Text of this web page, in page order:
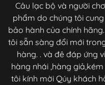
Câu lạc bộ và người
phẩm do chúng tôi
bảo hành của chính
tôi sẵn sàng đổi mới
hàng. . và đê đáp ứng
hàng nhái ,hàng
tôi kính mời Qúy khách